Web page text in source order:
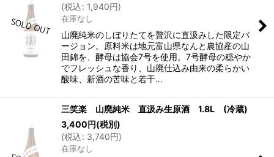
(税込: 1,940円)
在庫なし
山廃純米のしぼりたてを贅沢に直汲みした限定バ
ージョン。原料米は地元富山県なんと農協産の山
田錦を、酵母は協会7号を使用。7号酵母の穏やか
でフレッシュな香り、山廃仕込み由来の柔らかい
酸味、新酒の苦味と若干…
三笑楽 山廃純米 直汲み生原酒 1.8L (冷蔵)
3,400円(税別)
(税込: 3,740円)
在庫なし